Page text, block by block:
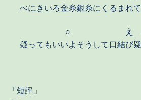
べにきいろ金糸銀糸にくるまれ
○
え
疑ってもいいよそうして口結び
「短評」